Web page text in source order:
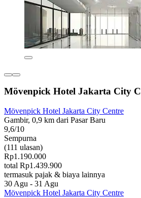
Mövenpick Hotel Jakarta City
Mövenpick Hotel Jakarta City Centre
Gambir, 0,9 km dari Pasar Baru
9,6/10
Sempurna
(111 ulasan)
Rp1.190.000
total Rp1.439.900
termasuk pajak & biaya lainnya
30 Agu - 31 Agu
Mövenpick Hotel Jakarta City Centre